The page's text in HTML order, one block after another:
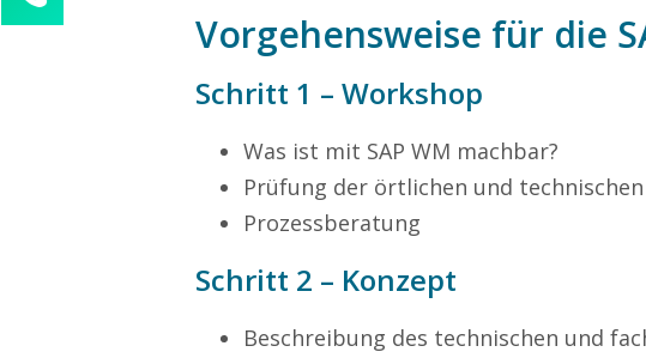
Vorgehensweise für die
Schritt 1 – Workshop
Was ist mit SAP WM machbar?
Prüfung der örtlichen und
Prozessberatung
Schritt 2 – Konzept
Beschreibung des technischen und
Sophie Weber
Kundenservice
0211 946 285 72-55
Ihre Anfrage